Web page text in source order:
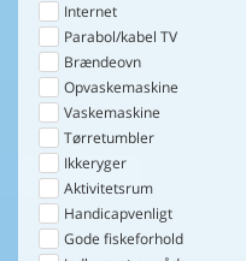
Internet
Parabol/kabel TV
Brændeovn
Opvaskemaskine
Vaskemaskine
Tørretumbler
Ikkeryger
Aktivitetsrum
Handicapvenligt
Gode fiskeforhold